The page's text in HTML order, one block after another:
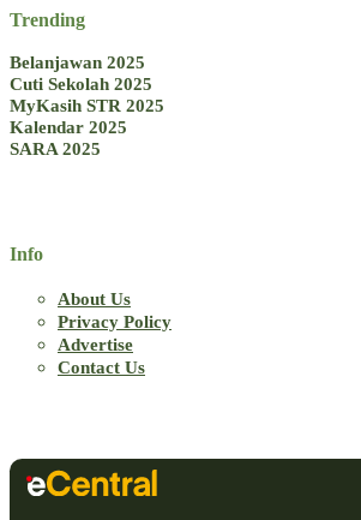
Trending
Belanjawan 2025
Cuti Sekolah 2025
MyKasih STR 2025
Kalendar 2025
SARA 2025
Info
About Us
Privacy Policy
Advertise
Contact Us